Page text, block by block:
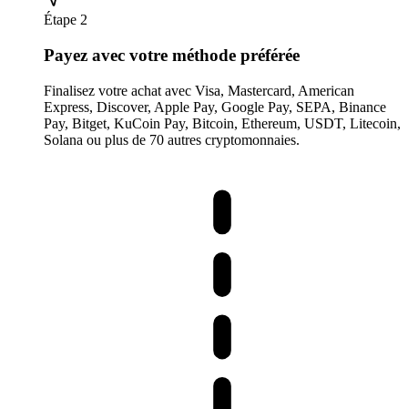
Étape 2
Payez avec votre méthode préférée
Finalisez votre achat avec Visa, Mastercard, American
Express, Discover, Apple Pay, Google Pay, SEPA, Binance
Pay, Bitget, KuCoin Pay, Bitcoin, Ethereum, USDT, Litecoin,
Solana ou plus de 70 autres cryptomonnaies.